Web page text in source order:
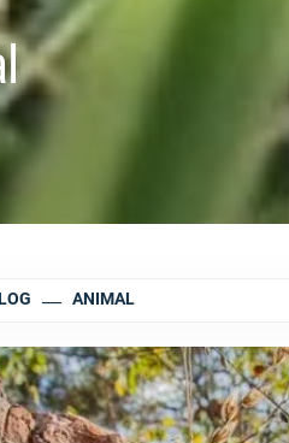
ANIMAL